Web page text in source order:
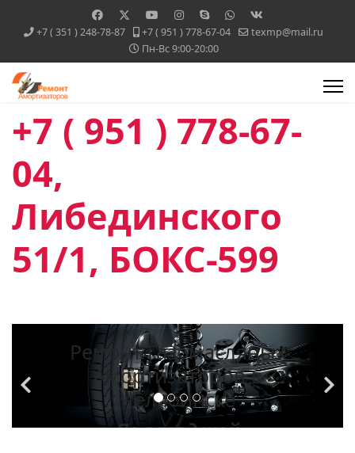
+7 ( 351 ) 248-78-87 +7 ( 951 ) 778-67-04
texmp@mail.ru
Пн-Вс 9:00-20:00
+7 ( 951 ) 778-67-
04,
Либединского
51/1, БОКС-599
Ремонт Газомасляных
Амортизаторов в
Челябинске
По заводской